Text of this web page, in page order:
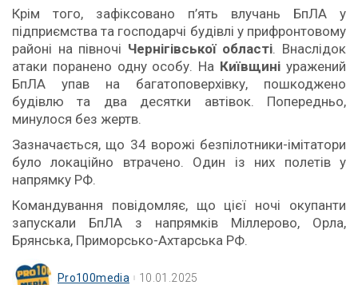
Крім того, зафіксовано п’ять влучань БпЛА у
підприємства та господарчі будівлі у прифронтовому
районі на півночі Чернігівської області. Внаслідок
атаки поранено одну особу. На Київщиніуражений
БпЛА упав на багатоповерхівку, пошкоджено
будівлю та два десятки автівок. Попередньо,
минулося без жертв.
Зазначається, що 34 ворожі безпілотники-імітатори
було локаційно втрачено. Один із них полетів у
напрямку РФ.
Командування повідомляє, що цієї ночі окупанти
запускали БпЛА з напрямків Міллерово, Орла,
Брянська, Приморсько-Ахтарська РФ.
Pro100media 10.01.2025